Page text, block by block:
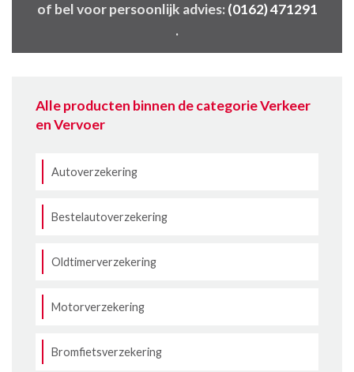
of bel voor persoonlijk advies:(0162) 471291
.
Alle producten binnen de categorie Verkeer
en Vervoer
Autoverzekering
Bestelautoverzekering
Oldtimerverzekering
Motorverzekering
Bromfietsverzekering